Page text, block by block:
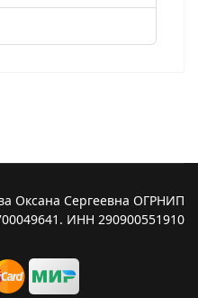
Оксана Сергеевна ОГРНИП
ИНН 290900551910